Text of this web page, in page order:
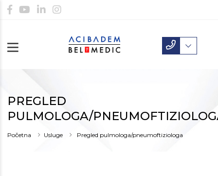
PREGLED
PULMOLOGA/
Početna Usluge Pregled pulmologa/pneumoftiziologa